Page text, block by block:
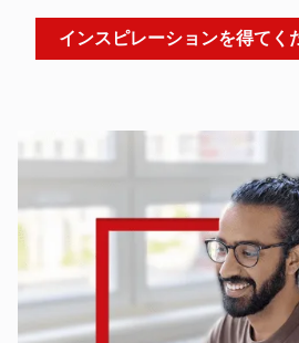
インスピレーションを得てく